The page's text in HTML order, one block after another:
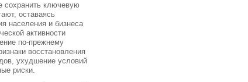
сохранить ключевую
оставаясь
населения и бизнеса
активности
по-прежнему
восстановления
ухудшение условий
риски.